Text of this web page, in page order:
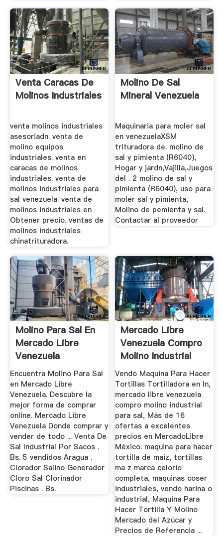
Venta Caracas De
Molinos Industriales
venta molinos industriales
asesoriadn. venta de
molino equipos
industriales. venta en
caracas de molinos
industriales. venta de
molinos industriales para
sal venezuela. venta de
molinos industriales en
Obtener precio. ventas de
molinos industriales
chinatrituradora.
Molino De Sal
Mineral Venezuela
Maquinaria para moler sal
en venezuelaXSM
trituradora de. molino de
sal y pimienta (R6040),
Hogar y jardn,Vajilla,Juegos
del . 2 molino de sal y
pimienta (R6040), uso para
moler sal y pimienta,
Molino de pemienta y sal.
Contactar al proveedor
Molino Para Sal En
Mercado Libre
Venezuela
Encuentra Molino Para Sal
en Mercado Libre
Venezuela. Descubre la
mejor forma de comprar
online. Mercado Libre
Venezuela Donde comprar y
vender de todo ... Venta De
Sal Industrial Por Sacos .
Bs. 5 vendidos Aragua .
Clorador Salino Generador
Cloro Sal Clorinador
Piscinas . Bs.
Mercado Libre
Venezuela Compro
Molino Industrial
Para Sal
Vendo Maquina Para Hacer
Tortillas Tortilladora en In,
mercado libre venezuela
compro molino industrial
para sal, Más de 16
ofertas a excelentes
precios en MercadoLibre
México: maquina para hacer
tortilla de maiz, tortillas
ma z marca celorio
completa, maquinas coser
industriales, vendo harina o
industrial, Maquina Para
Hacer Tortilla Y Molino
Mercado del Azúcar y
Precios de Referencia ...